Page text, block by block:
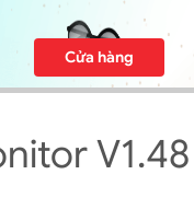
Cửa hàng
V1.48